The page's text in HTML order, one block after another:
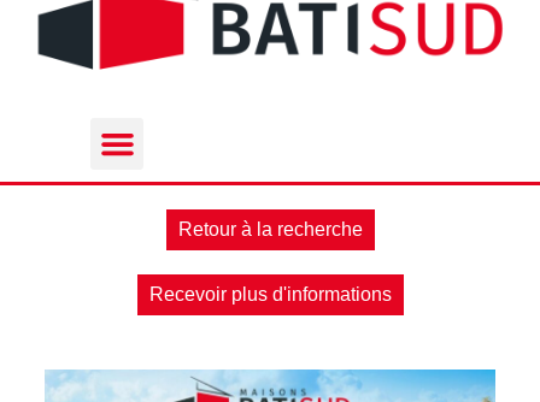
Retour à la recherche
Recevoir plus d'informations